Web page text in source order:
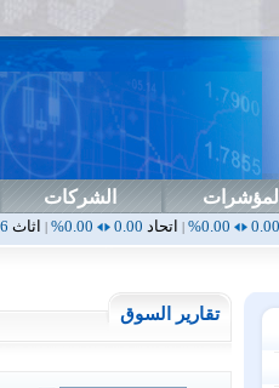
المؤشرات الشركات
|اتحاد 0.00%
|اثاث0.86
0.00%
تقارير السوق